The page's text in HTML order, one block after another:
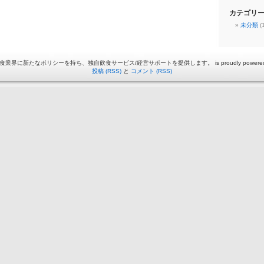
カテゴリー
未分類
業界に新たなポリシーを持ち、独自飲食サービス/経営サポートを提供します。 is proudly
投稿 (RSS) と コメント (RSS)